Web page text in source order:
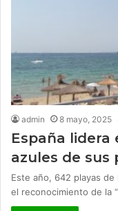
admin 8 mayo, 2025
España lidera
azules de sus
Este año, 642 playas
el reconocimiento de la